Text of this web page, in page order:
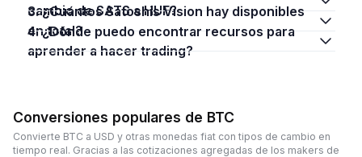
cambio de SATS a HUF?
3. ¿Cuántos Satoshis Vision hay disponibles
en total?
4. ¿Dónde puedo encontrar recursos para
aprender a hacer trading?
Conversiones populares de BTC
Convierte BTC a USD y otras monedas fiat con tipos de cambio en
tiempo real. Gracias a las cotizaciones agregadas de los makers de